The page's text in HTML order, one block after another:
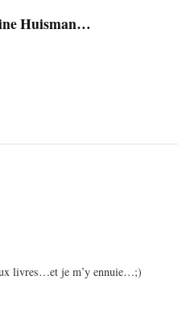
Huisman…
livres…et je m’y ennuie…;)